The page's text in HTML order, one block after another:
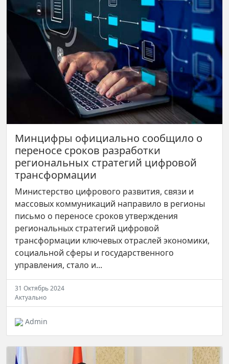
Минцифры официально сообщило о
переносе сроков разработки
региональных стратегий цифровой
трансформации
Министерство цифрового развития, связи и
массовых коммуникаций направило в регионы
письмо о переносе сроков утверждения
региональных стратегий цифровой
трансформации ключевых отраслей экономики,
социальной сферы и государственного
управления, стало и...
31 Октябрь 2024
Актуально
Admin